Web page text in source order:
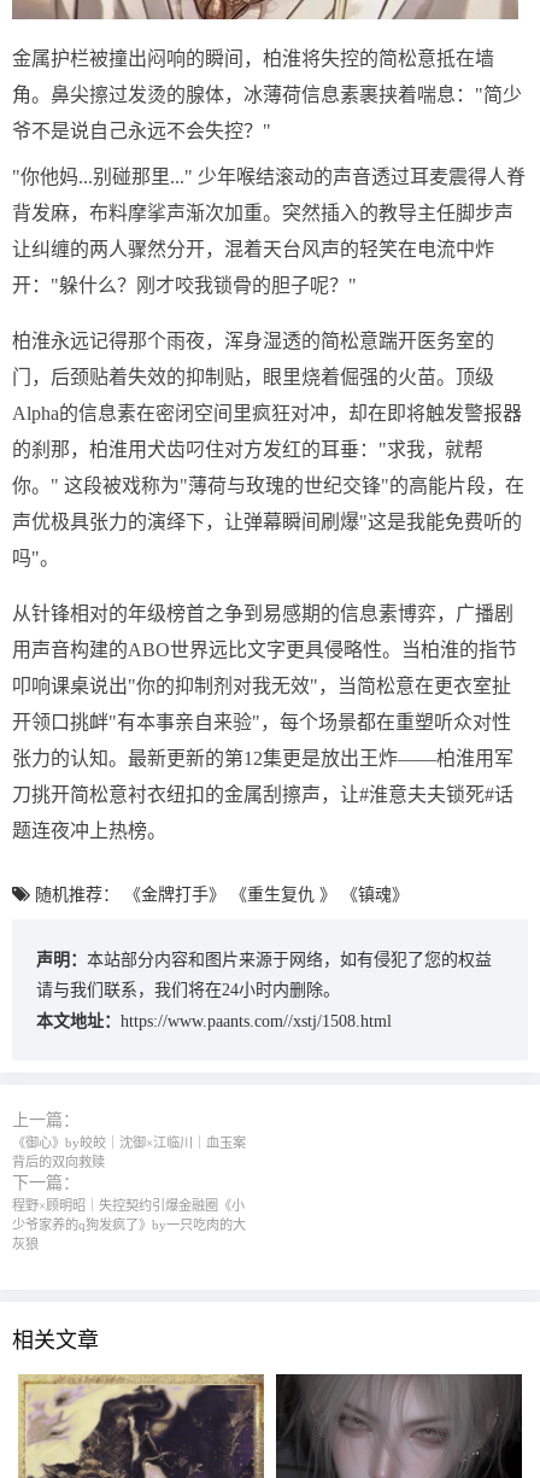
金属护栏被撞出闷响的瞬间，柏淮将失控的简松意抵在墙
角。鼻尖擦过发烫的腺体，冰薄荷信息素裹挟着喘息："简少
爷不是说自己永远不会失控？"
"你他妈...别碰那里..." 少年喉结滚动的声音透过耳麦震得人脊
背发麻，布料摩挲声渐次加重。突然插入的教导主任脚步声
让纠缠的两人骤然分开，混着天台风声的轻笑在电流中炸
开："躲什么？刚才咬我锁骨的胆子呢？"
柏淮永远记得那个雨夜，浑身湿透的简松意踹开医务室的
门，后颈贴着失效的抑制贴，眼里烧着倔强的火苗。顶级
Alpha的信息素在密闭空间里疯狂对冲，却在即将触发警报器
的刹那，柏淮用犬齿叼住对方发红的耳垂："求我，就帮
你。" 这段被戏称为"薄荷与玫瑰的世纪交锋"的高能片段，在
声优极具张力的演绎下，让弹幕瞬间刷爆"这是我能免费听的
吗"。
从针锋相对的年级榜首之争到易感期的信息素博弈，广播剧
用声音构建的ABO世界远比文字更具侵略性。当柏淮的指节
叩响课桌说出"你的抑制剂对我无效"，当简松意在更衣室扯
开领口挑衅"有本事亲自来验"，每个场景都在重塑听众对性
张力的认知。最新更新的第12集更是放出王炸——柏淮用军
刀挑开简松意衬衣纽扣的金属刮擦声，让#淮意夫夫锁死#话
题连夜冲上热榜。
随机推荐： 《金牌打手》 《重生复仇 》 《镇魂》
声明： 本站部分内容和图片来源于网络，如有侵犯了您的权益
请与我们联系，我们将在24小时内删除。
本文地址： https://www.paants.com//xstj/1508.html
上一篇：
《御心》by皎皎｜沈御×江临川｜血玉案
背后的双向救赎
下一篇：
程野×顾明昭｜失控契约引爆金融圈《小
少爷家养的q狗发疯了》by一只吃肉的大
灰狼
相关文章